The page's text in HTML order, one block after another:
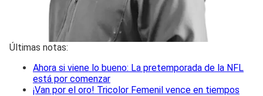
Últimas notas:
Ahora si viene lo bueno: La pretemporada de la NFL
está por comenzar
¡Van por el oro! Tricolor Femenil vence en tiempos